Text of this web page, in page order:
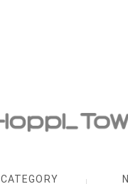
CATEGORY